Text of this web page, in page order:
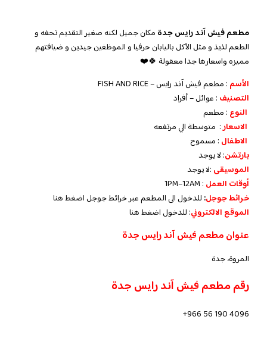
مطعم فيش آند رايس جدة مكان جميل لكنه صغير التقديم تحفه و
الطعم لذيذ و مثل الأكل باليابان حرفيا و الموظفين جيدين و ضيافتهم
مميزه واسعارها جدا معقولة 🍀❤️
الأسم : مطعم فيش آند رايس – FISH AND RICE
التصنيف : عوائل – أفراد
النوع : مطعم
الاسعار: متوسطة الي مرتفعه
الاطفال : مسموح
بارتشن: لا يوجد
الموسيقى :لا يوجد
أوقات العمل : 1PM–12AM
خرائط جوجل: للدخول الى المطعم عبر خرائط جوجل اضغط هنا
الموقع الالكتروني: للدخولاضغط هنا
عنوان مطعم فيش آند رايس جدة
المروة، جدة
رقم مطعم فيش آند رايس جدة